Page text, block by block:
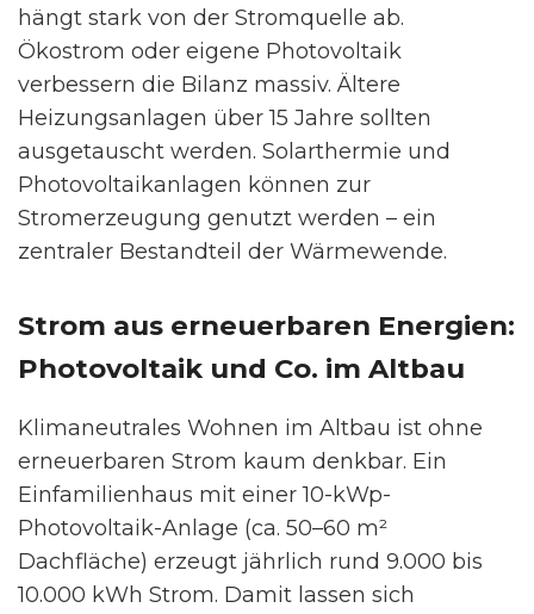
hängt stark von der Stromquelle ab.
Ökostrom oder eigene Photovoltaik
verbessern die Bilanz massiv. Ältere
Heizungsanlagen über 15 Jahre sollten
ausgetauscht werden. Solarthermie und
Photovoltaikanlagen können zur
Stromerzeugung genutzt werden – ein
zentraler Bestandteil der Wärmewende.
Strom aus erneuerbaren Energien:
Photovoltaik und Co. im Altbau
Klimaneutrales Wohnen im Altbau ist ohne
erneuerbaren Strom kaum denkbar. Ein
Einfamilienhaus mit einer 10-kWp-
Photovoltaik-Anlage (ca. 50–60 m²
Dachfläche) erzeugt jährlich rund 9.000 bis
10.000 kWh Strom. Damit lassen sich